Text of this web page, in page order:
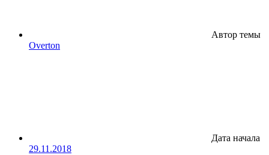
Автор темы
Overton
Дата начала
29.11.2018